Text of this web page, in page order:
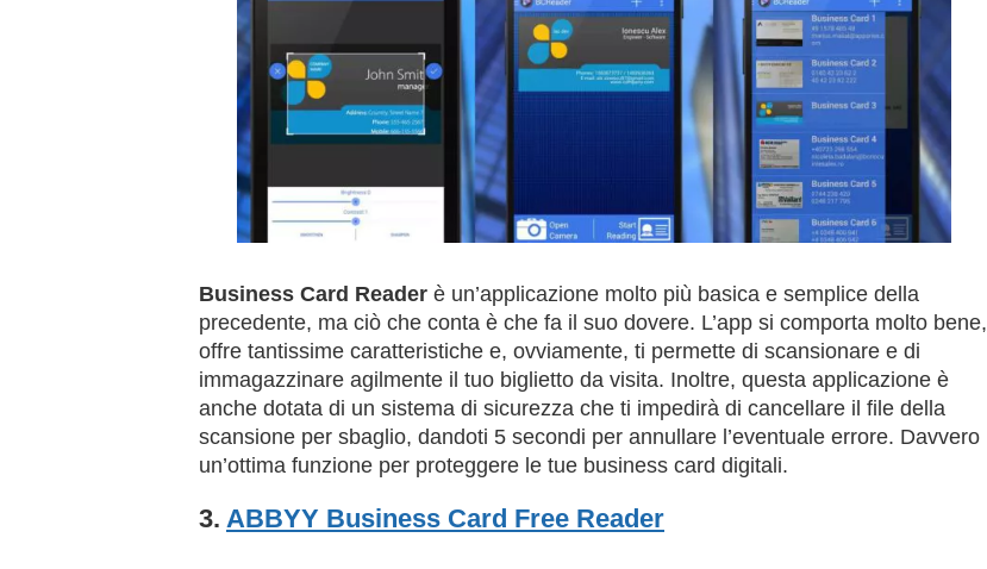
Business Card Reader è un’applicazione molto più basica e semplice della
precedente, ma ciò che conta è che fa il suo dovere. L’app si comporta molto bene,
offre tantissime caratteristiche e, ovviamente, ti permette di scansionare e di
immagazzinare agilmente il tuo biglietto da visita. Inoltre, questa applicazione è
anche dotata di un sistema di sicurezza che ti impedirà di cancellare il file della
scansione per sbaglio, dandoti 5 secondi per annullare l’eventuale errore. Davvero
un’ottima funzione per proteggere le tue business card digitali.
3. ABBYY Business Card Free Reader